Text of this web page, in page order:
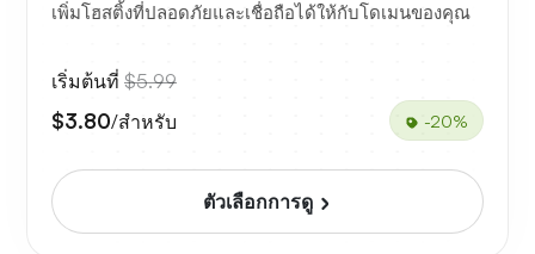
เพิ่มโฮสติ้งที่ปลอดภัยและเชื่อถือได้ให้กับโดเมนของคุณ
เริ่มต้นที่ $5.99
$3.80/สำหรับ -20%
ตัวเลือกการดู